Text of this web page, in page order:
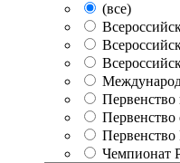
(все)
Первенство
Первенство
Первенство
Чемпионат